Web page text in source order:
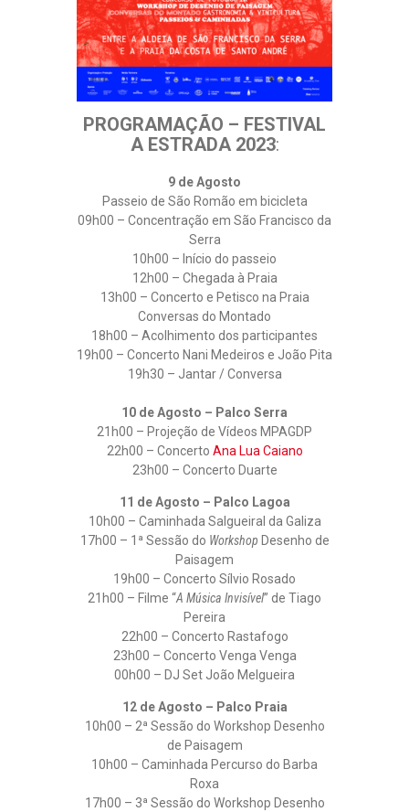
PROGRAMAÇÃO – FESTIVAL
A ESTRADA 2023:
9 de Agosto
Passeio de São Romão em bicicleta
09h00 – Concentração em São Francisco da
Serra
10h00 – Início do passeio
12h00 – Chegada à Praia
13h00 – Concerto e Petisco na Praia
Conversas do Montado
18h00 – Acolhimento dos participantes
19h00 – Concerto Nani Medeiros e João Pita
19h30 – Jantar / Conversa
10 de Agosto – Palco Serra
21h00 – Projeção de Vídeos MPAGDP
22h00 – Concerto Ana Lua Caiano
23h00 – Concerto Duarte
11 de Agosto – Palco Lagoa
10h00 – Caminhada Salgueiral da Galiza
17h00 – 1ª Sessão do Workshop Desenho de
Paisagem
19h00 – Concerto Sílvio Rosado
21h00 – Filme “A Música Invisível” de Tiago
Pereira
22h00 – Concerto Rastafogo
23h00 – Concerto Venga Venga
00h00 – DJ Set João Melgueira
12 de Agosto – Palco Praia
10h00 – 2ª Sessão do Workshop Desenho
de Paisagem
10h00 – Caminhada Percurso do Barba
Roxa
17h00 – 3ª Sessão do Workshop Desenho